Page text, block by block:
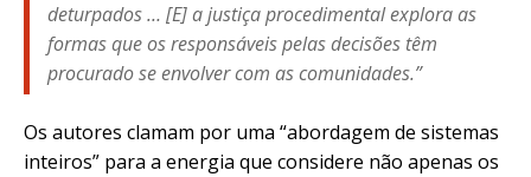
deturpados … [E] a justiça procedimental explora as
formas que os responsáveis pelas decisões têm
procurado se envolver com as comunidades.”
Os autores clamam por uma “abordagem de sistemas
inteiros” para a energia que considere não apenas os